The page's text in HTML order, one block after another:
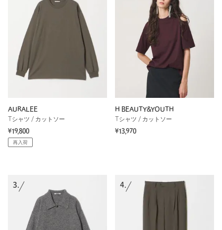
AURALEE
Tシャツ / カットソー
¥19,800
再入荷
H BEAUTY&YOUTH
Tシャツ / カットソー
¥13,970
3. 4.